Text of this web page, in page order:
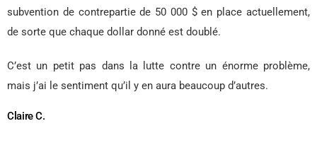
subvention de contrepartie de 50 000 $ en place actuellement,
de sorte que chaque dollar donné est doublé.
C’est un petit pas dans la lutte contre un énorme problème,
mais j’ai le sentiment qu’il y en aura beaucoup d’autres.
Claire C.